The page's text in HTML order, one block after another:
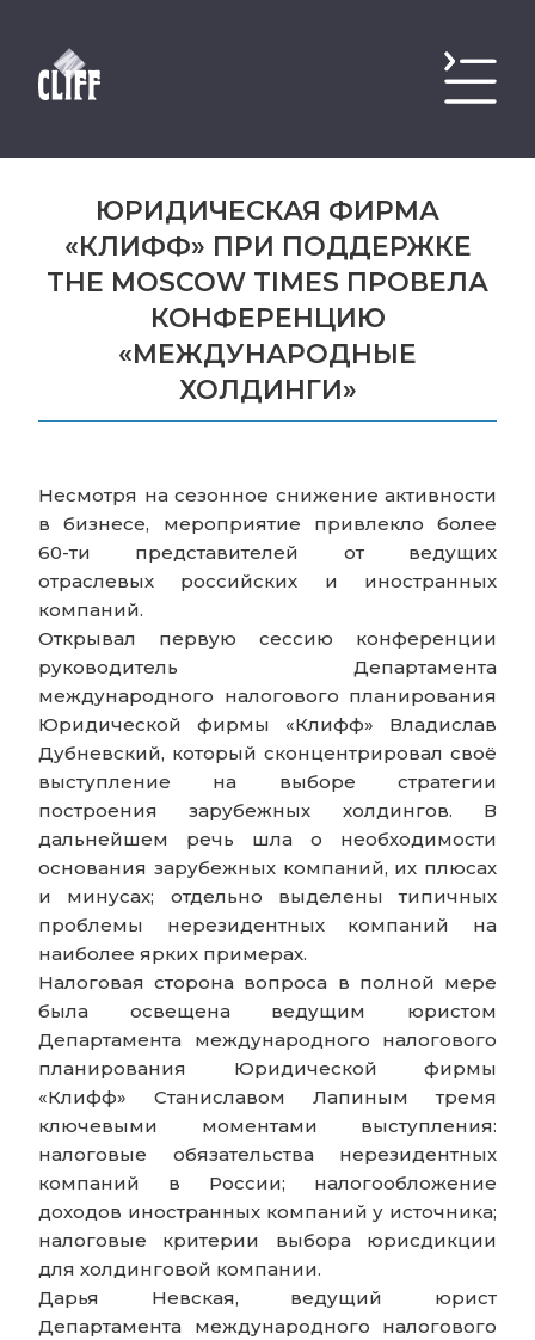
ЮРИДИЧЕСКАЯ ФИРМА
«КЛИФФ» ПРИ ПОДДЕРЖКЕ
THE MOSCOW TIMES ПРОВЕЛА
КОНФЕРЕНЦИЮ
«МЕЖДУНАРОДНЫЕ
ХОЛДИНГИ»
Несмотря на сезонное снижение активности
в бизнесе, мероприятие привлекло более
60-ти представителей от ведущих
отраслевых российских и иностранных
компаний.
Открывал первую сессию конференции
руководитель Департамента
международного налогового планирования
Юридической фирмы «Клифф» Владислав
Дубневский, который сконцентрировал своё
выступление на выборе стратегии
построения зарубежных холдингов. В
дальнейшем речь шла о необходимости
основания зарубежных компаний, их плюсах
и минусах; отдельно выделены типичных
проблемы нерезидентных компаний на
наиболее ярких примерах.
Налоговая сторона вопроса в полной мере
была освещена ведущим юристом
Департамента международного налогового
планирования Юридической фирмы
«Клифф» Станиславом Лапиным тремя
ключевыми моментами выступления:
налоговые обязательства нерезидентных
компаний в России; налогообложение
доходов иностранных компаний у источника;
налоговые критерии выбора юрисдикции
для холдинговой компании.
Дарья Невская, ведущий юрист
Департамента международного налогового